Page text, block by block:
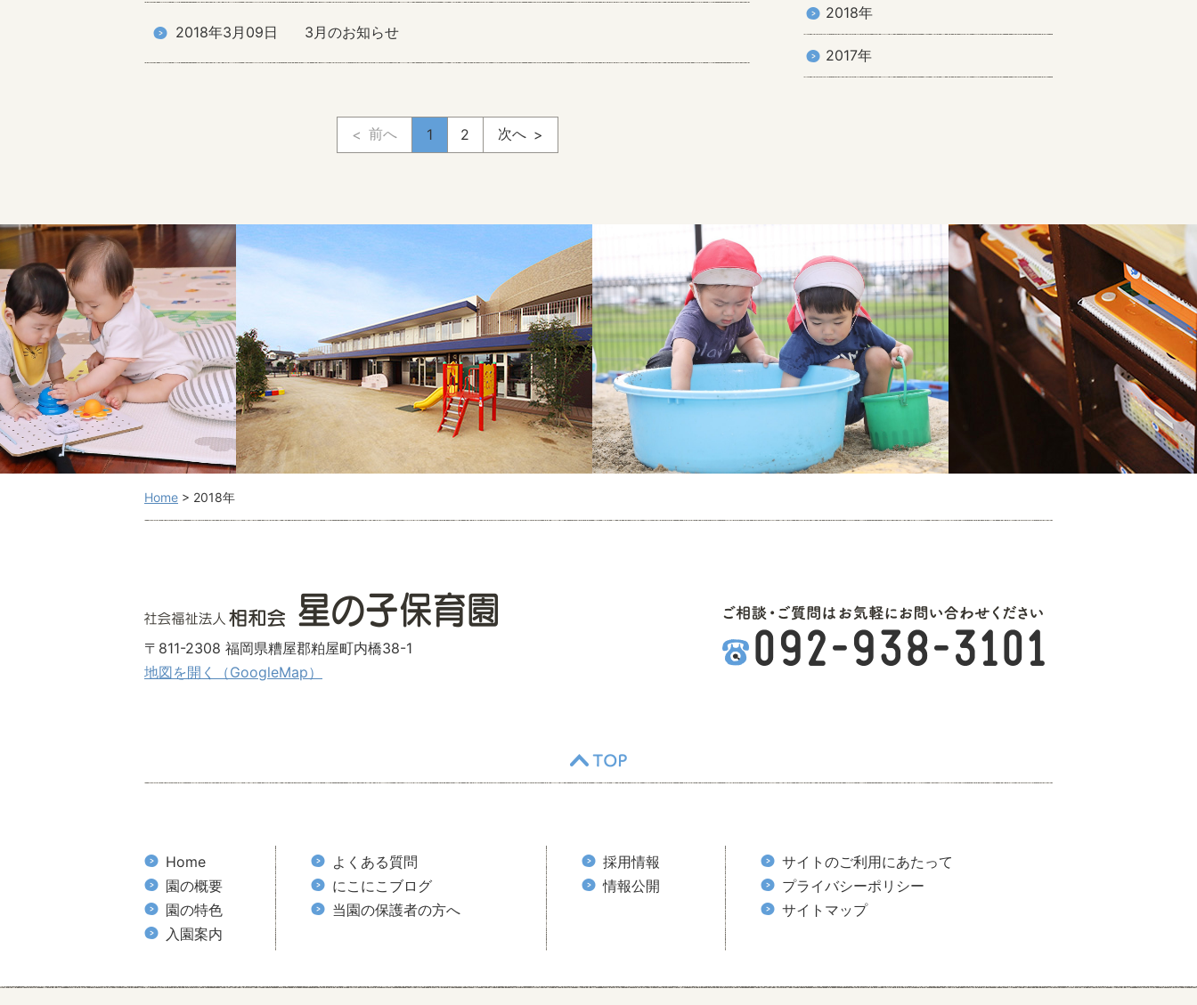
2018年3月09日 3月のお知らせ
前へ 1 2 次へ
2018年
2017年
Home > 2018年
〒811-2308 福岡県糟屋郡粕屋町内橋38-1
地図を開く（GoogleMap）
Home
園の概要
園の特色
入園案内
よくある質問
にこにこブログ
当園の保護者の方へ
採用情報
情報公開
サイトのご利用にあたって
プライバシーポリシー
サイトマップ